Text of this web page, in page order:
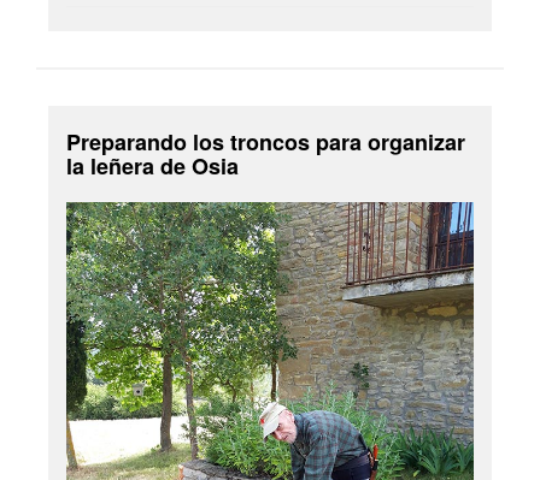
Preparando los troncos para organizar
la leñera de Osia